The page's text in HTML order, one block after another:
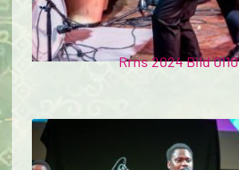
Rrns 2024 Bild 0110